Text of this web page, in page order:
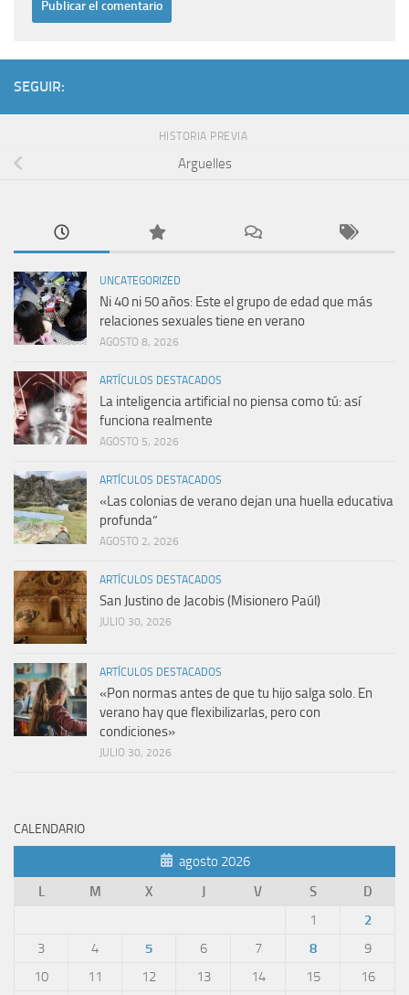
SEGUIR:
HISTORIA PREVIA
Arguelles
UNCATEGORIZED
Ni 40 ni 50 años: Este el grupo de edad que más
relaciones sexuales tiene en verano
AGOSTO 8, 2026
ARTÍCULOS DESTACADOS
La inteligencia artificial no piensa como tú: así
funciona realmente
AGOSTO 5, 2026
ARTÍCULOS DESTACADOS
«Las colonias de verano dejan una huella educativa
profunda”
AGOSTO 2, 2026
ARTÍCULOS DESTACADOS
San Justino de Jacobis (Misionero Paúl)
JULIO 30, 2026
ARTÍCULOS DESTACADOS
«Pon normas antes de que tu hijo salga solo. En
verano hay que flexibilizarlas, pero con
condiciones»
JULIO 30, 2026
CALENDARIO
agosto 2026
L
M X J V S
D
1
2
3
4 5 6 7 8
9
10
11 12 13 14 15
16